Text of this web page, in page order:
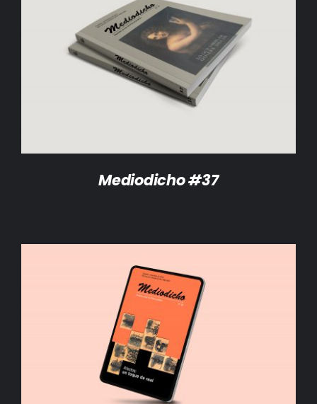
DETALLES
Mediodicho #37
AÑADIR AL CARRITO /